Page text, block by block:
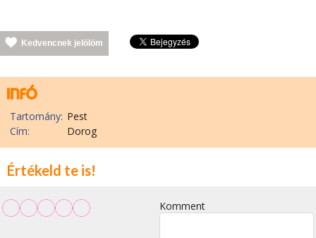
Kedvencnek jelölöm
Tartomány: Pest
Cím:
Dorog
Értékeld te is!
Komment